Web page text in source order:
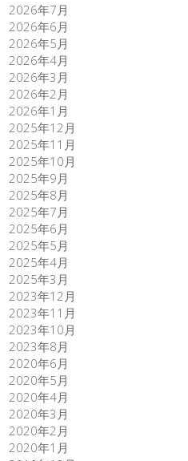
2026年7月
2026年6月
2026年5月
2026年4月
2026年3月
2026年2月
2026年1月
2025年12月
2025年11月
2025年10月
2025年9月
2025年8月
2025年7月
2025年6月
2025年5月
2025年4月
2025年3月
2023年12月
2023年11月
2023年10月
2023年8月
2020年6月
2020年5月
2020年4月
2020年3月
2020年2月
2020年1月